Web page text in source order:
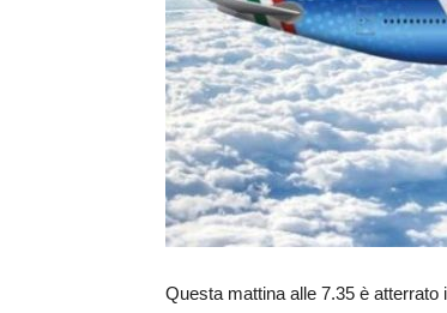
Questa mattina alle 7.35 è atterrato